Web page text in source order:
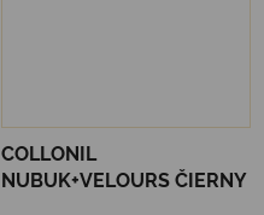
COLLONIL
NUBUK+VELOURS ČIERNY